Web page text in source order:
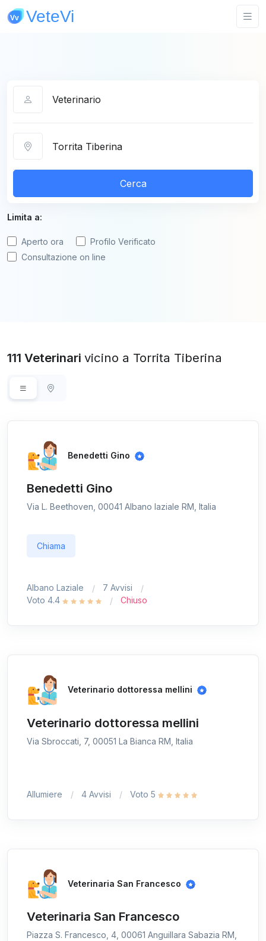
Cerca
Limita a:
Aperto ora
Profilo Verificato
Consultazione on line
111 Veterinari vicino a Torrita Tiberina
Benedetti Gino
Benedetti Gino
Via L. Beethoven, 00041 Albano laziale RM, Italia
Chiama
Albano Laziale
7 Avvisi
Voto 4.4
Chiuso
Veterinario dottoressa mellini
Veterinario dottoressa mellini
Via Sbroccati, 7, 00051 La Bianca RM, Italia
Allumiere 4 Avvisi Voto 5
Veterinaria San Francesco
Veterinaria San Francesco
Piazza S. Francesco, 4, 00061 Anguillara Sabazia RM,